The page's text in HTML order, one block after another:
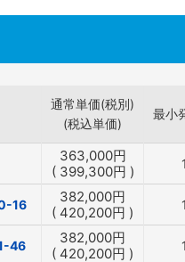
通常単価(税別)
(税込単価)
最小
363,000円
( 399,300円 )
16 382,000円
( 420,200円 )
46 382,000円
( 420,200円 )